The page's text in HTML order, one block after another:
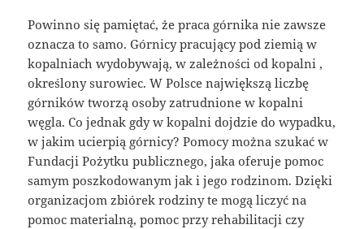
Powinno się pamiętać, że praca górnika nie zawsze
oznacza to samo. Górnicy pracujący pod ziemią w
kopalniach wydobywają, w zależności od kopalni ,
określony surowiec. W Polsce największą liczbę
górników tworzą osoby zatrudnione w kopalni
węgla. Co jednak gdy w kopalni dojdzie do wypadku,
w jakim ucierpią górnicy? Pomocy można szukać w
Fundacji Pożytku publicznego, jaka oferuje pomoc
samym poszkodowanym jak i jego rodzinom. Dzięki
organizacjom zbiórek rodziny te mogą liczyć na
pomoc materialną, pomoc przy rehabilitacji czy